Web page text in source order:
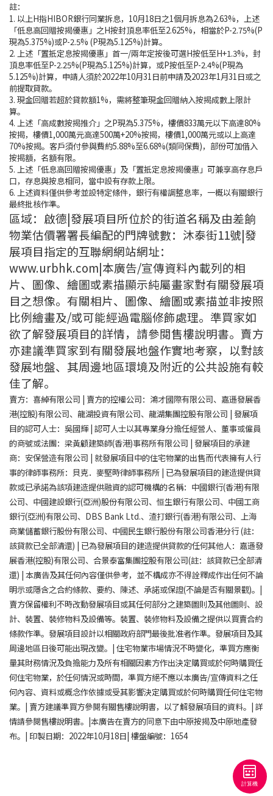
註：
1. 以上H指HIBOR銀行同業拆息，10月18日之1個月拆息為2.63%，上述
「低息高回贈按揭優惠」之H按封頂息率低至2.625%，相當於P-2.75%(P
現為5.375%)或P-2.5% (P現為5.125%)計算。
2. 上述「置抵定息按揭優惠」首一/兩年定按後可選H按低至H+1.3%，封
頂息率低至P-2.25%(P現為5.125%)計算，或P按低至P-2.4%(P現為
5.125%)計算，申請人須於2022年10月31日前申請及2023年1月31日或之
前提取貸款。
3. 現金回贈若超於貸款額1%，需將整筆現金回贈納入按揭成數上限計
算。
4. 上述「高成數按揭推介」之P現為5.375%，樓價833萬元以下高達80%
按揭，樓價1,000萬元高達500萬+20%按揭，樓價1,000萬元或以上高達
70%按揭。客戶須付參與費約5.88%至6.68%(類同保費)，部份可加借入
按揭額，名額有限。
5. 上述「低息高回贈按揭優惠」及「置抵定息按揭優惠」可兼享高存息戶
口，存息與按息相同，當中設有存款上限。
6. 上述資料僅供參考並設特定條件，銀行有權調整息率，一概以有關銀行
最終批核作準。
區域：啟德|發展項目所位於的街道名稱及由差餉
物業估價署署長編配的門牌號數：沐泰街11號|發
展項目指定的互聯網網站網址：
www.urbhk.com|本廣告/宣傳資料內載列的相
片、圖像、繪圖或素描顯示純屬畫家對有關發展項
目之想像。有關相片、圖像、繪圖或素描並非按照
比例繪畫及/或可能經過電腦修飾處理。準買家如
欲了解發展項目的詳情，請參閱售樓說明書。賣方
亦建議準買家到有關發展地盤作實地考察，以對該
發展地盤、其周邊地區環境及附近的公共設施有較
佳了解。
賣方：喜綽有限公司 | 賣方的控權公司：鴻才國際有限公司、嘉遜發展香
港(控股)有限公司、龍湖投資有限公司、龍湖集團控股有限公司 | 發展項
目的認可人士：吳國輝 | 認可人士以其專業身分擔任經營人、董事或僱員
的商號或法團：梁黃顧建築師(香港)事務所有限公司 | 發展項目的承建
商：安保營造有限公司 | 就發展項目中的住宅物業的出售而代表擁有人行
事的律師事務所：貝克．麥堅時律師事務所 | 已為發展項目的建造提供貸
款或已承諾為該項建造提供融資的認可機構的名稱：中國銀行(香港)有限
公司、中國建設銀行(亞洲)股份有限公司、恒生銀行有限公司、中國工商
銀行(亞洲)有限公司、DBS Bank Ltd.、渣打銀行(香港)有限公司、上海
商業儲蓄銀行股份有限公司、中國民生銀行股份有限公司香港分行 (註：
該貸款已全部清還) | 已為發展項目的建造提供貸款的任何其他人：嘉遜發
展香港(控股)有限公司、合景泰富集團控股有限公司(註：該貸款已全部清
還) | 本廣告及其任何內容僅供參考，並不構成亦不得詮釋成作出任何不論
明示或隱含之合約條款、要約、陳述、承諾或保證(不論是否有關景觀)。|
賣方保留權利不時改動發展項目或其任何部分之建築圖則及其他圖則、設
計、裝置、裝修物料及設備等。裝置、裝修物料及設備之提供以買賣合約
條款作準。發展項目設計以相關政府部門最後批准者作準。發展項目及其
周邊地區日後可能出現改變。| 住宅物業市場情況不時變化，準買方應衡
量其財務情況及負擔能力及所有相關因素方作出決定購買或於何時購買任
何住宅物業，於任何情況或時間，準買方絕不應以本廣告/宣傳資料之任
何內容、資料或概念作依據或受其影響決定購買或於何時購買任何住宅物
業。| 賣方建議準買方參閱有關售樓說明書，以了解發展項目的資料。| 詳
情請參閱售樓說明書。|本廣告在賣方的同意下由中原按揭及中原地產發
布。| 印製日期：2022年10月18日| 樓盤編號：1654